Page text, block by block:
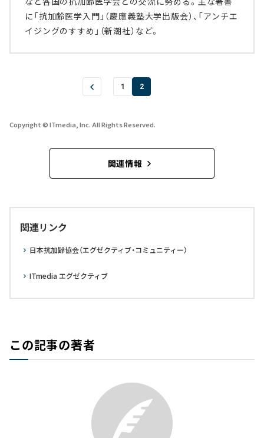
に「抗加齢医学入門」（慶應義塾大学出版会）、「アンチエ
イジングのすすめ」（新潮社）など。
1 2
Copyright © ITmedia, Inc. All Rights Reserved.
関連情報
関連リンク
日本抗加齢協会（エグゼクティブ・コミュニティー）
ITmedia エグゼクティブ
この記事の著者